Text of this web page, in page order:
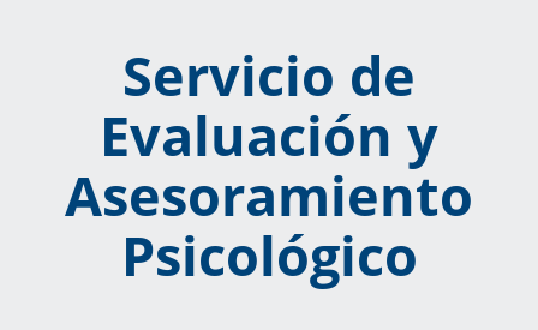
Servicio de
Evaluación y
Asesoramiento
Psicológico